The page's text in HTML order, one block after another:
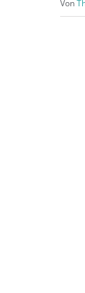
Von